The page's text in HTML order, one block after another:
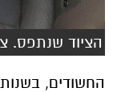
הציוד שנתפס.